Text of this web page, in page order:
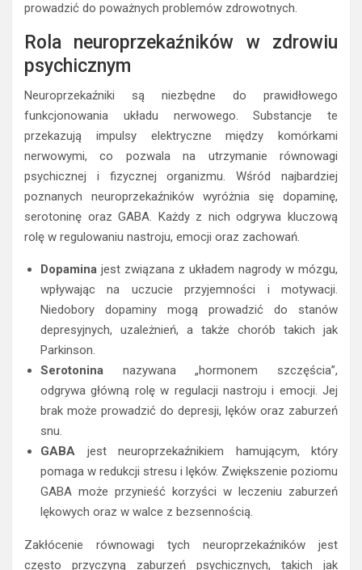
prowadzić do poważnych problemów zdrowotnych.
Rola neuroprzekaźników w zdrowiu
psychicznym
Neuroprzekaźniki są niezbędne do prawidłowego
funkcjonowania układu nerwowego. Substancje te
przekazują impulsy elektryczne między komórkami
nerwowymi, co pozwala na utrzymanie równowagi
psychicznej i fizycznej organizmu. Wśród najbardziej
poznanych neuroprzekaźników wyróżnia się dopaminę,
serotoninę oraz GABA. Każdy z nich odgrywa kluczową
rolę w regulowaniu nastroju, emocji oraz zachowań.
Dopamina jest związana z układem nagrody w mózgu,
wpływając na uczucie przyjemności i motywacji.
Niedobory dopaminy mogą prowadzić do stanów
depresyjnych, uzależnień, a także chorób takich jak
Parkinson.
Serotonina nazywana „hormonem szczęścia”,
odgrywa główną rolę w regulacji nastroju i emocji. Jej
brak może prowadzić do depresji, lęków oraz zaburzeń
snu.
GABA jest neuroprzekaźnikiem hamującym, który
pomaga w redukcji stresu i lęków. Zwiększenie poziomu
GABA może przynieść korzyści w leczeniu zaburzeń
lękowych oraz w walce z bezsennością.
Zakłócenie równowagi tych neuroprzekaźników jest
często przyczyną zaburzeń psychicznych, takich jak